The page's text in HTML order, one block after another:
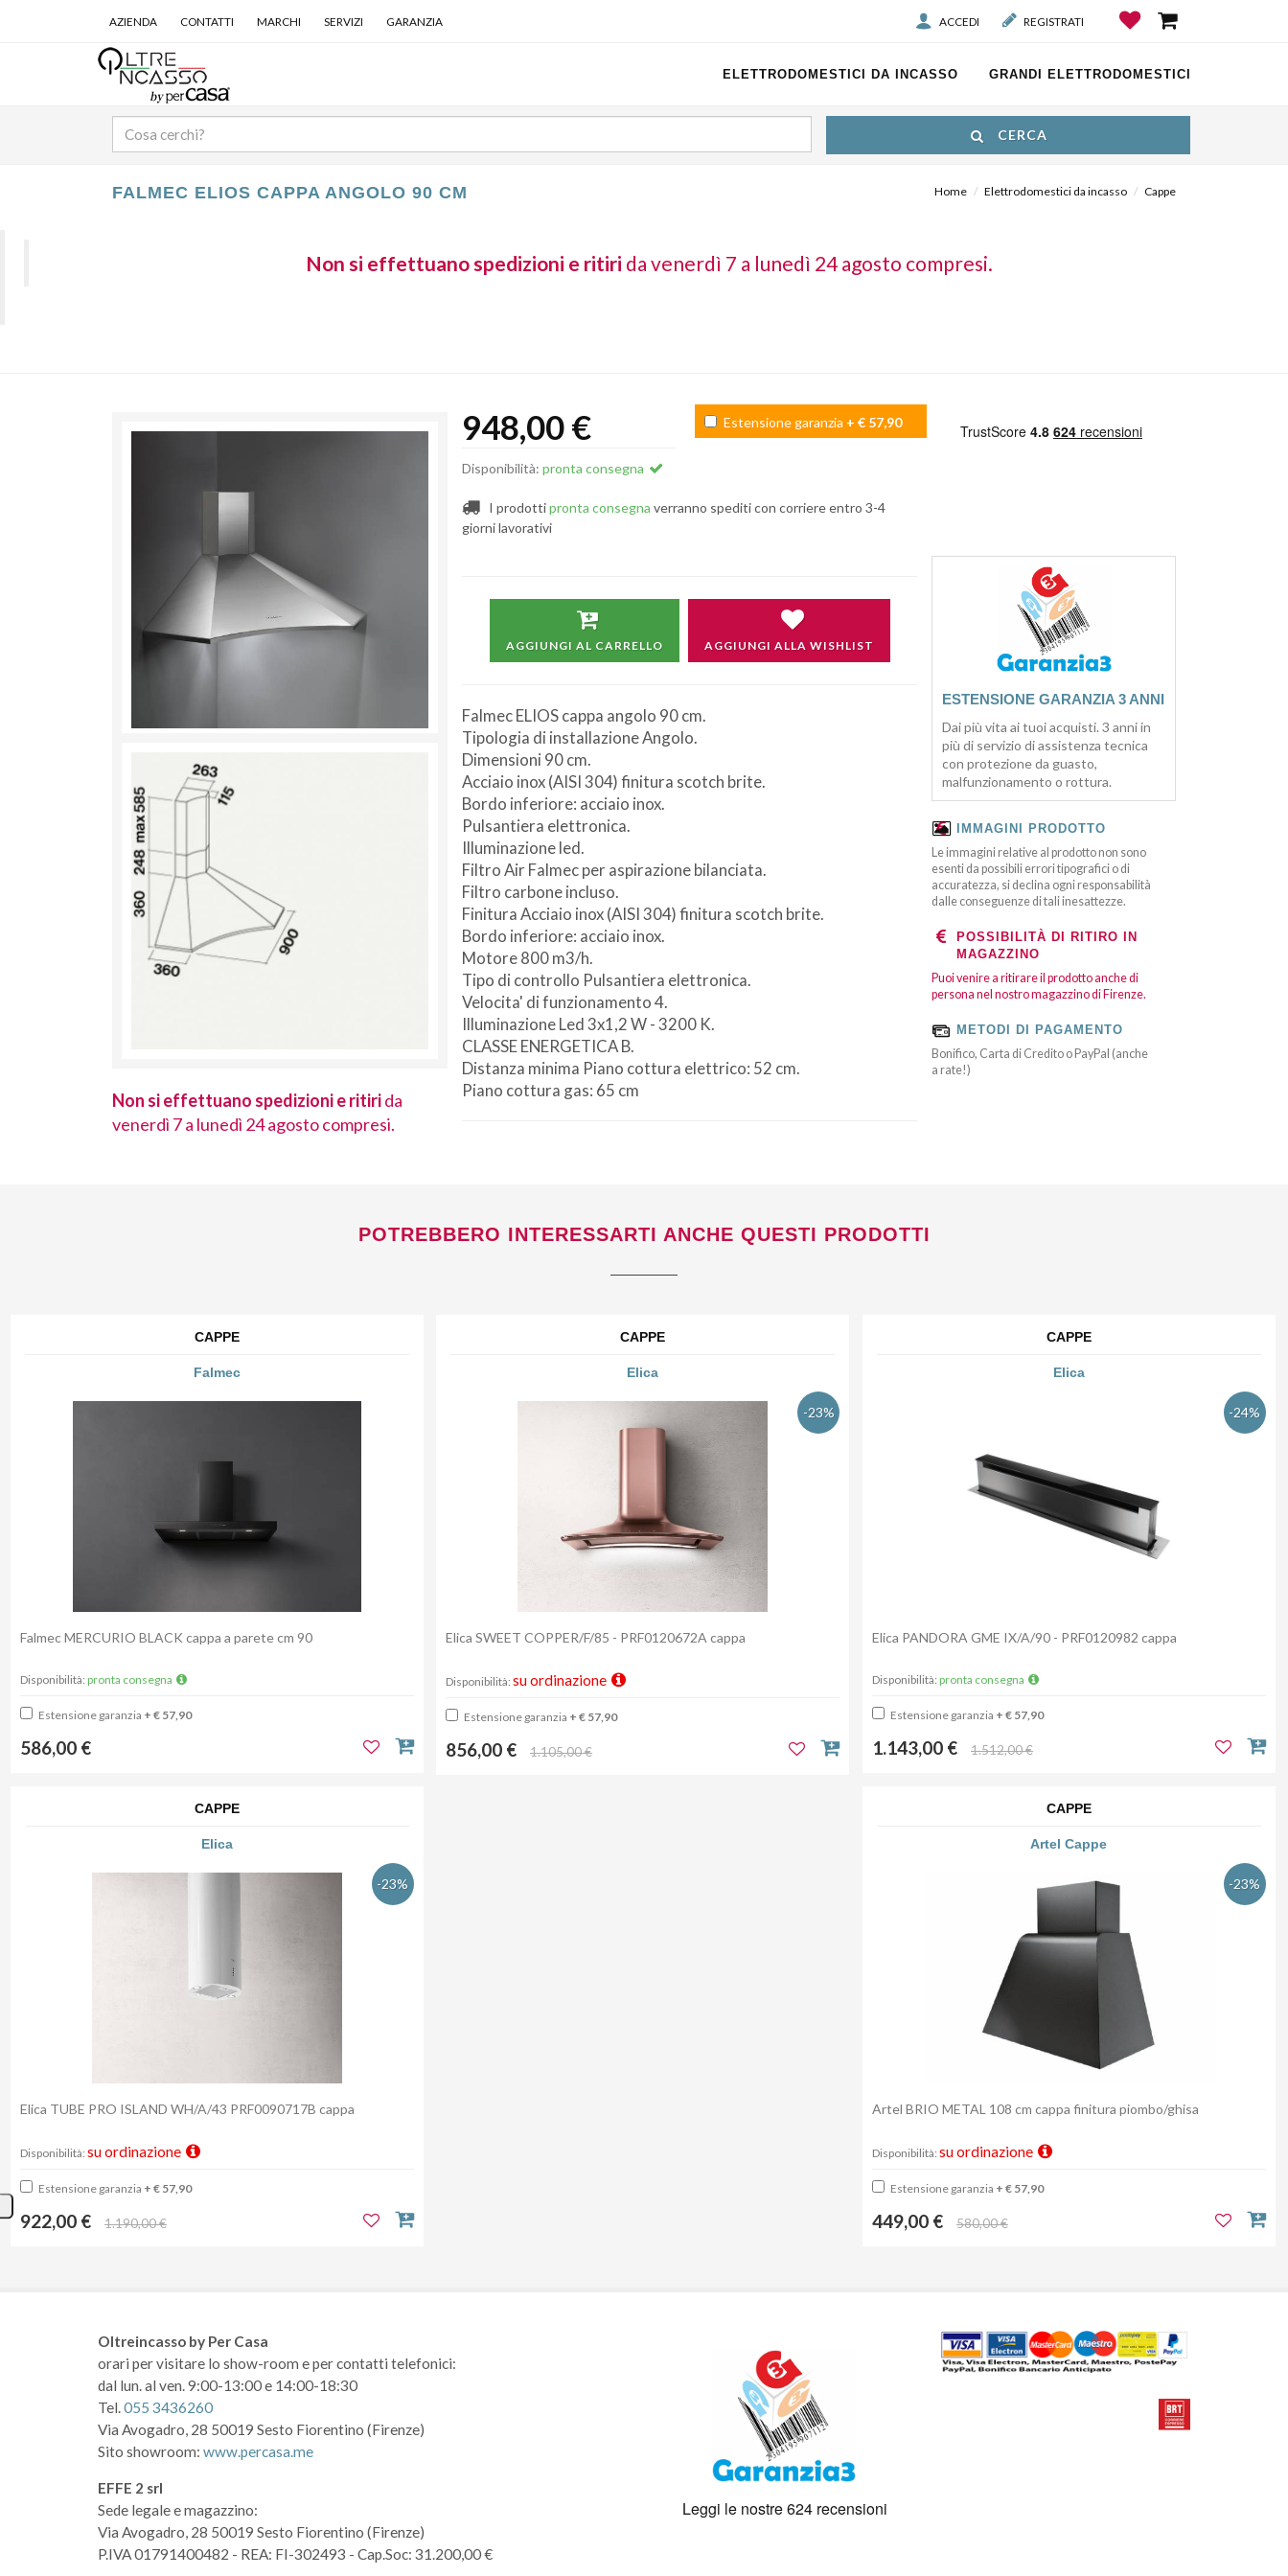
AZIENDA CONTATTI MARCHI SERVIZI GARANZIA ACCEDI REGISTRATI
ELETTRODOMESTICI DA INCASSO GRANDI ELETTRODOMESTICI
CERCA
FALMEC ELIOS CAPPA ANGOLO 90 CM Home Elettrodomestici da incasso Cappe
Non si effettuano spedizioni e ritiri da venerdì 7 a lunedì 24 agosto compresi.
Non si effettuano spedizioni e ritirida
venerdì 7 a lunedì 24 agosto compresi.
Non si effettuano spedizioni e ritiri
948,00 €
Disponibilità: pronta consegna
Estensione garanzia + € 57,90
I prodottipronta consegna verranno spediti con corriere entro 3-4
giorni lavorativi
AGGIUNGI AL CARRELLO AGGIUNGI ALLA WISHLIST
Falmec ELIOS cappa angolo 90 cm.
Tipologia di installazione Angolo.
Dimensioni 90 cm.
Acciaio inox (AISI 304) finitura scotch brite.
Bordo inferiore: acciaio inox.
Pulsantiera elettronica.
Illuminazione led.
Filtro Air Falmec per aspirazione bilanciata.
Filtro carbone incluso.
Finitura Acciaio inox (AISI 304) finitura scotch brite.
Bordo inferiore: acciaio inox.
Motore 800 m3/h.
Tipo di controllo Pulsantiera elettronica.
Velocita' di funzionamento 4.
Illuminazione Led 3x1,2 W - 3200 K.
CLASSE ENERGETICA B.
Distanza minima Piano cottura elettrico: 52 cm.
Piano cottura gas: 65 cm
ESTENSIONE GARANZIA 3 ANNI
Dai più vita ai tuoi acquisti. 3 anni in
più di servizio di assistenza tecnica
con protezione da guasto,
malfunzionamento o rottura.
IMMAGINI PRODOTTO
Le immagini relative al prodotto non sono
esenti da possibili errori tipografici o di
accuratezza, si declina ogni responsabilità
dalle conseguenze di tali inesattezze.
POSSIBILITÀ DI RITIRO IN
MAGAZZINO
Puoi venire a ritirare il prodotto anche di
persona nel nostro magazzino di Firenze.
METODI DI PAGAMENTO
Bonifico, Carta di Credito o PayPal (anche
a rate!)
POTREBBERO INTERESSARTI ANCHE QUESTI PRODOTTI
CAPPE
Falmec
Falmec MERCURIO BLACK cappa a parete cm 90
Disponibilità: pronta consegna
Estensione garanzia + € 57,90
586,00 €
CAPPE
Elica
-23%
Elica SWEET COPPER/F/85 - PRF0120672A cappa
Disponibilità: su ordinazione
Estensione garanzia + € 57,90
856,00 € 1.105,00 €
CAPPE
Elica
-24%
Elica PANDORA GME IX/A/90 - PRF0120982 cappa
Disponibilità: pronta consegna
Estensione garanzia + € 57,90
1.143,00 € 1.512,00 €
CAPPE
Elica
-23%
Elica TUBE PRO ISLAND WH/A/43 PRF0090717B cappa
Disponibilità: su ordinazione
Estensione garanzia + € 57,90
922,00 € 1.190,00 €
CAPPE
Artel Cappe
-23%
Artel BRIO METAL 108 cm cappa finitura piombo/ghisa
Disponibilità: su ordinazione
Estensione garanzia + € 57,90
449,00 € 580,00 €
Oltreincasso by Per Casa
orari per visitare lo show-room e per contatti telefonici:
dal lun. al ven. 9:00-13:00 e 14:00-18:30
Tel.055 3436260
Via Avogadro, 28 50019 Sesto Fiorentino (Firenze)
Sito showroom: www.percasa.me
EFFE 2 srl
Sede legale e magazzino:
Via Avogadro, 28 50019 Sesto Fiorentino (Firenze)
P.IVA 01791400482 - REA: FI-302493 - Cap.Soc: 31.200,00 €